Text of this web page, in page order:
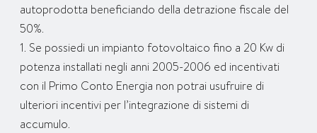
autoprodotta beneficiando della detrazione fiscale del
50%.
1. Se possiedi un impianto fotovoltaico fino a 20 Kw di
potenza installati negli anni 2005-2006 ed incentivati
con il Primo Conto Energia non potrai usufruire di
ulteriori incentivi per l’integrazione di sistemi di
accumulo.